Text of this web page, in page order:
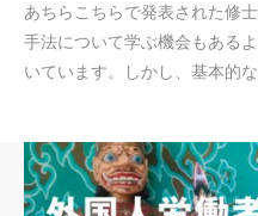
あちらこちらで発表された修
手法について学ぶ機会もある
いています。しかし、基本的